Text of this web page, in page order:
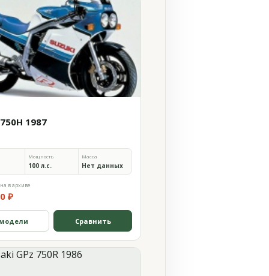
1987
Мощность
100 л.с.
Масса
Нет данных
в архиве
₽
Сравнить